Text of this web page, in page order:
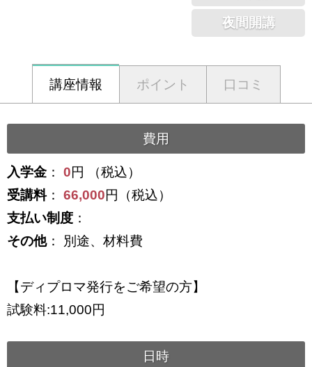
夜間開講
講座情報 ポイント 口コミ
費用
入学金 ： 0円 （税込）
受講料： 66,000円（税込）
支払い制度 ：
その他： 別途、材料費
【ディプロマ発行をご希望の方】
試験料:11,000円
日時